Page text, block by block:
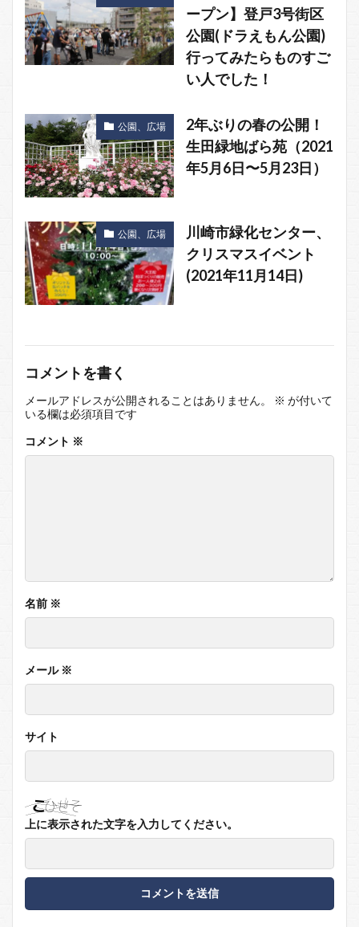
ープン】登戸3号街区
公園(ドラえもん公園)
行ってみたらものすご
い人でした！
公園、広場
2年ぶりの春の公開！
生田緑地ばら苑（2021
年5月6日〜5月23日）
公園、広場
川崎市緑化センター、
クリスマスイベント
(2021年11月14日)
コメントを書く
メールアドレスが公開されることはありません。 ※ が付いて
いる欄は必須項目です
コメント ※
名前 ※
メール ※
サイト
上に表示された文字を入力してください。